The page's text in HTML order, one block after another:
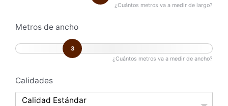
¿Cuántos metros va a medir de largo?
Metros de ancho
3
¿Cuántos metros va a medir de ancho?
Calidades
Calidad Estándar